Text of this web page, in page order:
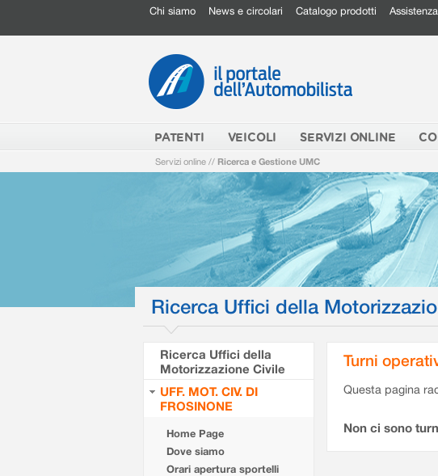
Chi siamo News e circolari Catalogo prodotti Assistenza
PATENTI VEICOLI SERVIZI ONLINE
Servizi online // Ricerca e Gestione UMC
Ricerca Uffici della
Ricerca Uffici della
Motorizzazione Civile
UFF. MOT. CIV. DI
FROSINONE
Home Page
Dove siamo
Orari apertura sportelli
Turni
Questa pagina
Non ci sono